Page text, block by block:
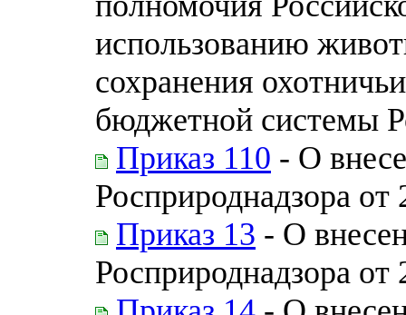
использованию
сохранения
бюджетной системы
Приказ 110 - О
Росприроднадзора
Приказ 13 - О
Росприроднадзора